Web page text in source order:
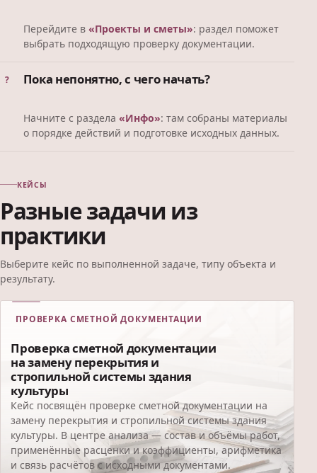
Перейдите в «Проекты и сметы»: раздел поможет
выбрать подходящую проверку документации.
Пока непонятно, с чего начать?
Начните с раздела «Инфо»: там собраны материалы
о порядке действий и подготовке исходных данных.
КЕЙСЫ
Разные задачи из
практики
Выберите кейс по выполненной задаче, типу объекта и
результату.
ПРОВЕРКА СМЕТНОЙ ДОКУМЕНТАЦИИ
Проверка сметной документации
на замену перекрытия и
стропильной системы здания
культуры
Кейс посвящён проверке сметной документации на
замену перекрытия и стропильной системы здания
культуры. В центре анализа — состав и объёмы работ,
применённые расценки и коэффициенты, арифметика
и связь расчётов с исходными документами.